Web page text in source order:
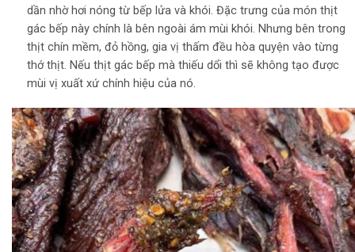
dần nhờ hơi nóng từ bếp lửa và khói. Đặc trưng của món thịt
gác bếp này chính là bên ngoài ám mùi khói. Nhưng bên trong
thịt chín mềm, đỏ hồng, gia vị thấm đều hòa quyện vào từng
thớ thịt. Nếu thịt gác bếp mà thiếu dổi thì sẽ không tạo được
mùi vị xuất xứ chính hiệu của nó.